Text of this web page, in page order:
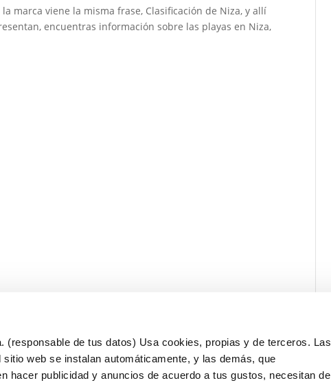
(responsable de tus datos) Usa cookies, propias y de terceros. Las
web se instalan automáticamente, y las demás, que
hacer publicidad y anuncios de acuerdo a tus gustos, necesitan de
marca viene la misma frase, Clasificación de Niza, y allí
encuentras información sobre las playas en Niza,
Política de contrataciones, ventas